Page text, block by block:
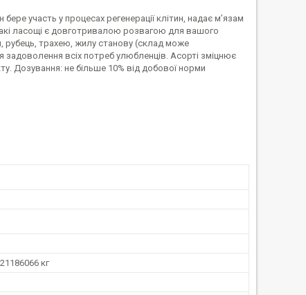
участь у процесах регенерації клітин, надає м’язам
ласощі є довготривалою розвагою для вашого
рубець, трахею, жилу станову (склад може
всіх потреб улюбленців. Асорті зміцнює
Дозування: не більше 10% від добової норми
кг